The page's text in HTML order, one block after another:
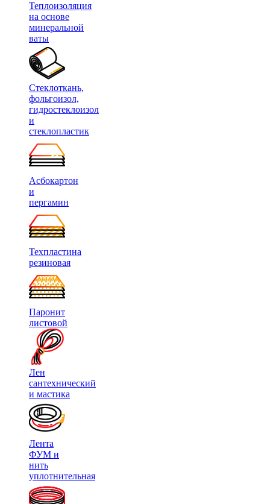
Теплоизоляция
на основе
минеральной
ваты
Стеклоткань,
фольгоизол,
гидростеклоизол
и
стеклопластик
Асбокартон
и
пергамин
Техпластина
резиновая
Паронит
листовой
Лен
сантехнический
и мастика
Лента
ФУМ и
нить
уплотнительная